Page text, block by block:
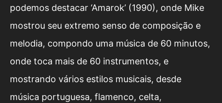
podemos destacar ‘Amarok’ (1990), onde Mike
mostrou seu extremo senso de composição e
melodia, compondo uma música de 60 minutos,
onde toca mais de 60 instrumentos, e
mostrando vários estilos musicais, desde
música portuguesa, flamenco, celta,